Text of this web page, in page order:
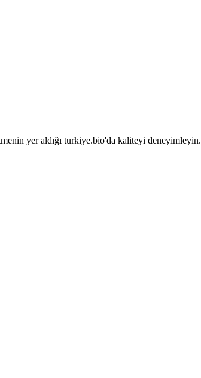
yer aldığı turkiye.bio'da kaliteyi deneyimleyin.